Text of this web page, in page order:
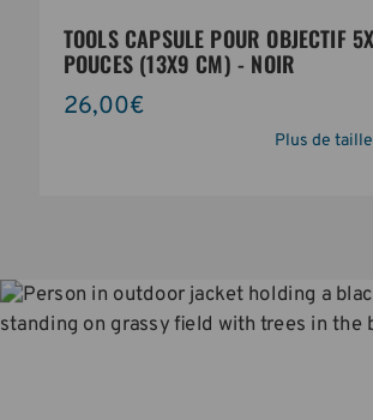
TOOLS CAPSULE POUR OBJECTIF
POUCES (13X9 CM) - NOIR
26,00€
Plus de